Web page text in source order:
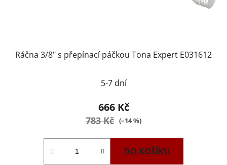
Ráčna 3/8" s přepínací páčkou Tona Expert E031612
5-7 dní
666 Kč
783 Kč (–14 %)
DO KOŠÍKU